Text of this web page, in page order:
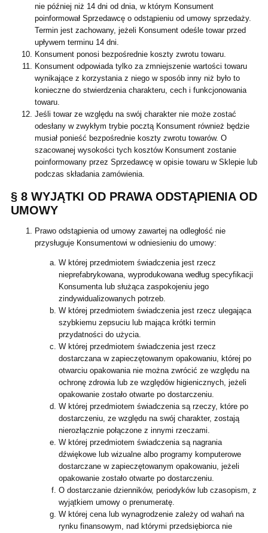
nie później niż 14 dni od dnia, w którym Konsument
poinformował Sprzedawcę o odstąpieniu od umowy sprzedaży.
Termin jest zachowany, jeżeli Konsument odeśle towar przed
upływem terminu 14 dni.
Konsument ponosi bezpośrednie koszty zwrotu towaru.
Konsument odpowiada tylko za zmniejszenie wartości towaru
wynikające z korzystania z niego w sposób inny niż było to
konieczne do stwierdzenia charakteru, cech i funkcjonowania
towaru.
Jeśli towar ze względu na swój charakter nie może zostać
odesłany w zwykłym trybie pocztą Konsument również będzie
musiał ponieść bezpośrednie koszty zwrotu towarów. O
szacowanej wysokości tych kosztów Konsument zostanie
poinformowany przez Sprzedawcę w opisie towaru w Sklepie lub
podczas składania zamówienia.
§ 8 WYJĄTKI OD PRAWA ODSTĄPIENIA OD
UMOWY
Prawo odstąpienia od umowy zawartej na odległość nie
przysługuje Konsumentowi w odniesieniu do umowy:
W której przedmiotem świadczenia jest rzecz
nieprefabrykowana, wyprodukowana według specyfikacji
Konsumenta lub służąca zaspokojeniu jego
zindywidualizowanych potrzeb.
W której przedmiotem świadczenia jest rzecz ulegająca
szybkiemu zepsuciu lub mająca krótki termin
przydatności do użycia.
W której przedmiotem świadczenia jest rzecz
dostarczana w zapieczętowanym opakowaniu, której po
otwarciu opakowania nie można zwrócić ze względu na
ochronę zdrowia lub ze względów higienicznych, jeżeli
opakowanie zostało otwarte po dostarczeniu.
W której przedmiotem świadczenia są rzeczy, które po
dostarczeniu, ze względu na swój charakter, zostają
nierozłącznie połączone z innymi rzeczami.
W której przedmiotem świadczenia są nagrania
dźwiękowe lub wizualne albo programy komputerowe
dostarczane w zapieczętowanym opakowaniu, jeżeli
opakowanie zostało otwarte po dostarczeniu.
O dostarczanie dzienników, periodyków lub czasopism, z
wyjątkiem umowy o prenumeratę.
W której cena lub wynagrodzenie zależy od wahań na
rynku finansowym, nad którymi przedsiębiorca nie